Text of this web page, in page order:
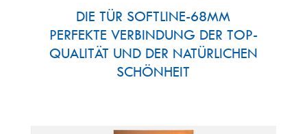
DIE TÜR SOFTLINE-68MM
PERFEKTE VERBINDUNG DER TOP-
QUALITÄT UND DER NATÜRLICHEN
SCHÖNHEIT